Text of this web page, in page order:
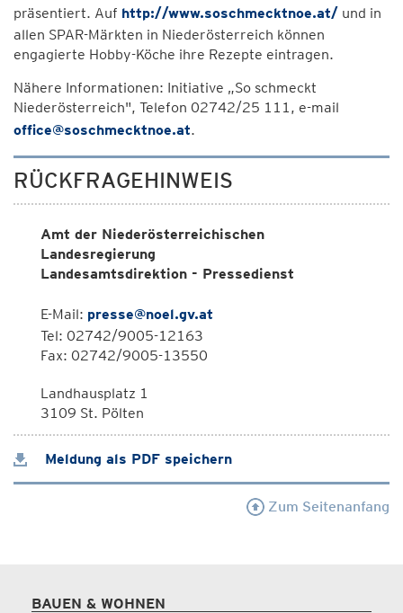
präsentiert. Auf http://www.soschmecktnoe.at/ und in
allen SPAR-Märkten in Niederösterreich können
engagierte Hobby-Köche ihre Rezepte eintragen.
Nähere Informationen: Initiative „So schmeckt
Niederösterreich", Telefon 02742/25 111, e-mail
office@soschmecktnoe.at.
RÜCKFRAGEHINWEIS
Amt der Niederösterreichischen
Landesregierung
Landesamtsdirektion - Pressedienst
E-Mail: presse@noel.gv.at
Tel: 02742/9005-12163
Fax: 02742/9005-13550
Landhausplatz 1
3109 St. Pölten
Meldung als PDF speichern
Zum Seitenanfang
BAUEN & WOHNEN